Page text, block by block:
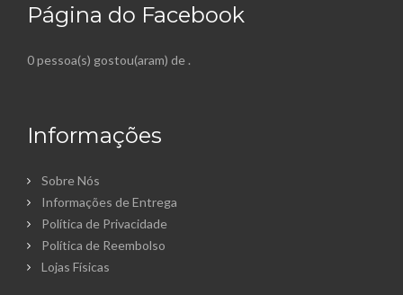
Página do Facebook
0 pessoa(s) gostou(aram) de .
Informações
Sobre Nós
Informações de Entrega
Política de Privacidade
Política de Reembolso
Lojas Físicas